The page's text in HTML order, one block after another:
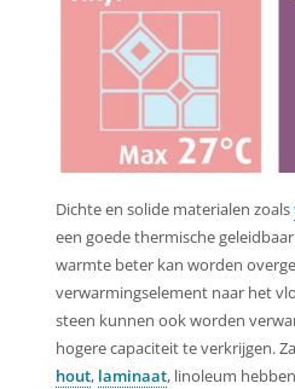
Dichte en solide materialen zoals
een goede thermische
warmte beter kan worden
verwarmingselement naar het
steen kunnen ook worden
hogere capaciteit te verkrijgen.
hout, laminaat, linoleum